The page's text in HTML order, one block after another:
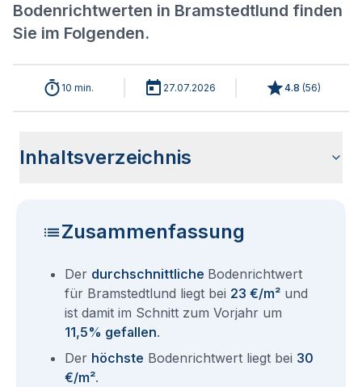
Bodenrichtwerten in Bramstedtlund finden
Sie im Folgenden.
10 min. 27.07.2026 4.8 (56)
Inhaltsverzeichnis
Zusammenfassung
Der durchschnittliche Bodenrichtwert
für Bramstedtlund liegt bei 23 €/m² und
ist damit im Schnitt zum Vorjahr um
11,5% gefallen.
Der höchste Bodenrichtwert liegt bei 30
€/m².